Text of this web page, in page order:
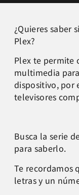
¿Quieres saber
Plex?
Plex te permite
multimedia
dispositivo, por
televisores
Busca la serie
para saberlo.
Te recordamos
letras y un